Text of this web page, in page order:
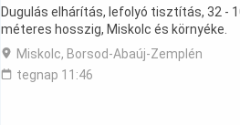
Dugulás elhárítás, lefolyó tisztítás, 32 -
méteres hosszig, Miskolc és környéke.
Miskolc, Borsod-Abaúj-Zemplén
tegnap 11:46